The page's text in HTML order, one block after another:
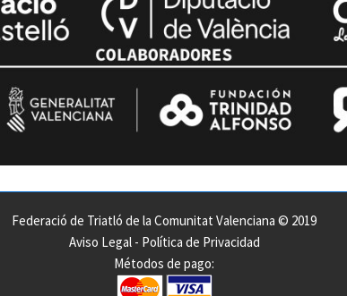
Federació de Triatló de la Comunitat Valenciana © 2019
Aviso Legal- Política de Privacidad
Métodos de pago: